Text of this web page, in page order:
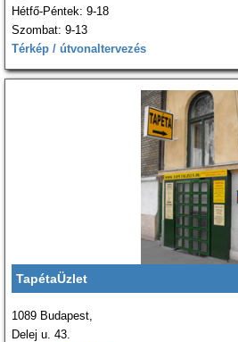
Hétfő-Péntek: 9-18
Szombat: 9-13
Térkép / útvonaltervezés
TapétaÜzlet
1089 Budapest,
Delej u. 43.